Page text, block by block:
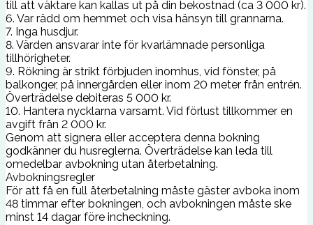
till att väktare kan kallas ut på din bekostnad (ca 3 000 kr).
6. Var rädd om hemmet och visa hänsyn till grannarna.
7. Inga husdjur.
8. Värden ansvarar inte för kvarlämnade personliga
tillhörigheter.
9. Rökning är strikt förbjuden inomhus, vid fönster, på
balkonger, på innergården eller inom 20 meter från entrén.
Överträdelse debiteras 5 000 kr.
10. Hantera nycklarna varsamt. Vid förlust tillkommer en
avgift från 2 000 kr.
Genom att signera eller acceptera denna bokning
godkänner du husreglerna. Överträdelse kan leda till
omedelbar avbokning utan återbetalning.
Avbokningsregler
För att få en full återbetalning måste gäster avboka inom
48 timmar efter bokningen, och avbokningen måste ske
minst 14 dagar före incheckning.